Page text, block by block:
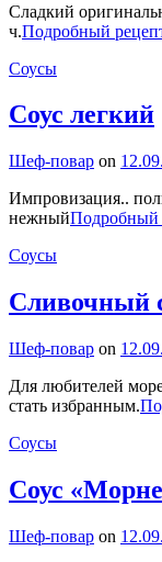
Сладкий
ч.Подробный
Categories
Соусы
Соус лeгкий
By
Шеф-повар on
Импровизация..
нежный
Categories
Соусы
Сливочный
By
Шеф-повар on
Для любителей
стать избранным.
Categories
Соусы
Соус
By
Шеф-повар on